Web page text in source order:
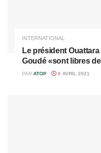
INTERNATIONAL
Le président
Goudé «sont libres
PAR ATOP 8 AVRIL 2021